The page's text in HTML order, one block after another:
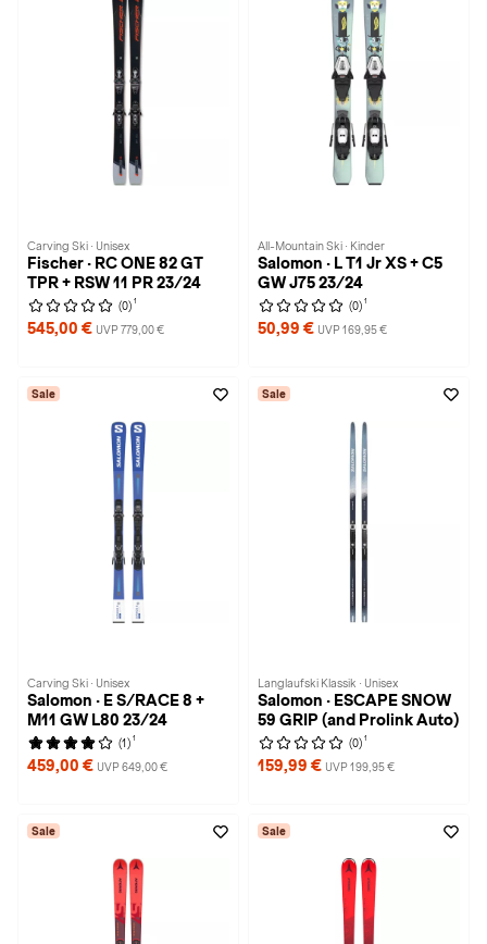
Carving Ski · Unisex
Fischer · RC ONE 82 GT
TPR + RSW 11 PR 23/24
(0) 1
545,00 € UVP 779,00 €
All-Mountain Ski · Kinder
Salomon · L T1 Jr XS + C5
GW J75 23/24
(0) 1
50,99 € UVP 169,95 €
Sale
Carving Ski · Unisex
Salomon · E S/RACE 8 +
M11 GW L80 23/24
(1) 1
459,00 € UVP 649,00 €
Sale
Langlaufski Klassik · Unisex
Salomon · ESCAPE SNOW
59 GRIP (and Prolink Auto)
(0) 1
159,99 € UVP 199,95 €
Sale Sale